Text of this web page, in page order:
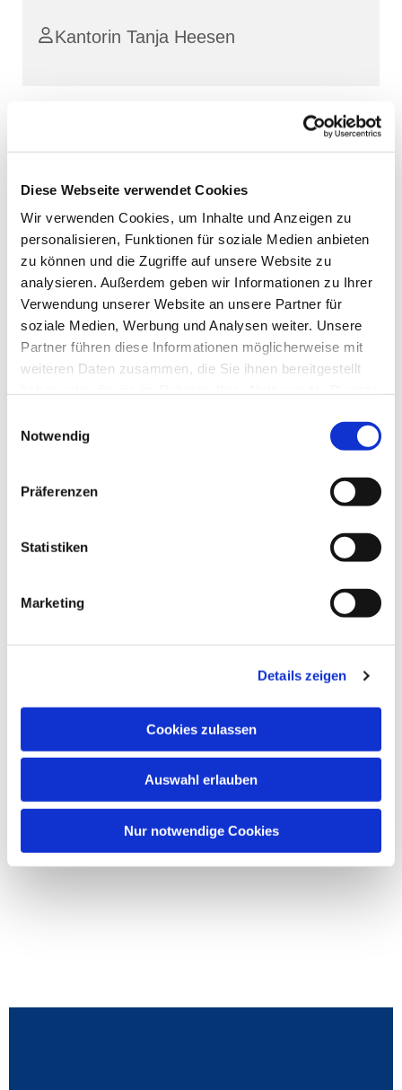
Diese Webseite verwendet Cookies
Wir verwenden Cookies, um Inhalte und Anzeigen zu
personalisieren, Funktionen für soziale Medien anbieten
zu können und die Zugriffe auf unsere Website zu
analysieren. Außerdem geben wir Informationen zu Ihrer
Verwendung unserer Website an unsere Partner für
soziale Medien, Werbung und Analysen weiter. Unsere
Partner führen diese Informationen möglicherweise mit
weiteren Daten zusammen, die Sie ihnen bereitgestellt
Notwendig
Präferenzen
Statistiken
Marketing
Details zeigen
Cookies zulassen
Auswahl erlauben
Nur notwendige Cookies
Kantorin Tanja Heesen
Dies könnte Sie auch